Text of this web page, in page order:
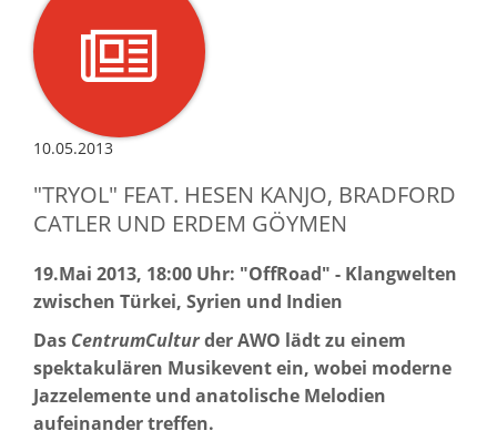
10.05.2013
"TRYOL" FEAT. HESEN KANJO, BRADFORD
CATLER UND ERDEM GÖYMEN
19.Mai 2013, 18:00 Uhr: "OffRoad" - Klangwelten
zwischen Türkei, Syrien und Indien
Das CentrumCulturder AWO lädt zu einem
spektakulären Musikevent ein, wobei moderne
Jazzelemente und anatolische Melodien
aufeinander treffen.